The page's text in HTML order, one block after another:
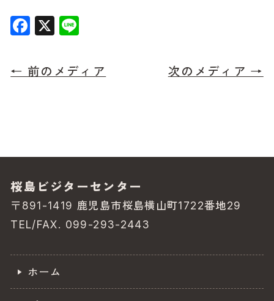
F
c
e
k
X
e
← 前のメディア 次のメディア →
桜島ビジターセンター
〒891-1419 鹿児島市桜島横山町1722番地29
TEL/FAX. 099-293-2443
ホーム